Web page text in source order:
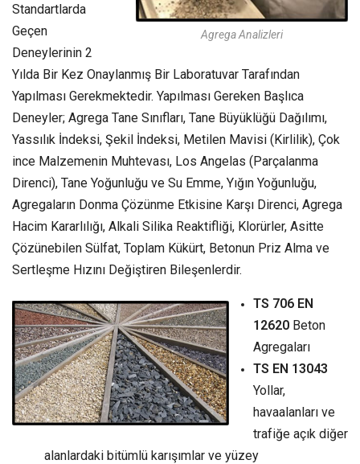
Agrega Analizleri
Standartlarda
Geçen
Deneylerinin 2
Yılda Bir Kez Onaylanmış Bir Laboratuvar Tarafından
Yapılması Gerekmektedir. Yapılması Gereken Başlıca
Deneyler; Agrega Tane Sınıfları, Tane Büyüklüğü Dağılımı,
Yassılık İndeksi, Şekil İndeksi, Metilen Mavisi (Kirlilik), Çok
ince Malzemenin Muhtevası, Los Angelas (Parçalanma
Direnci), Tane Yoğunluğu ve Su Emme, Yığın Yoğunluğu,
Agregaların Donma Çözünme Etkisine Karşı Direnci, Agrega
Hacim Kararlılığı, Alkali Silika Reaktifliği, Klorürler, Asitte
Çözünebilen Sülfat, Toplam Kükürt, Betonun Priz Alma ve
Sertleşme Hızını Değiştiren Bileşenlerdir.
TS 706 EN
12620 Beton
Agregaları
TS EN 13043
Yollar,
havaalanları ve
trafiğe açık diğer
alanlardaki bitümlü karışımlar ve yüzey